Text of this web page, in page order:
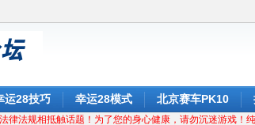
运28技巧 幸运28模式 北京赛车PK10
律法规相抵触话题！为了您的身心健康，请勿沉迷游戏